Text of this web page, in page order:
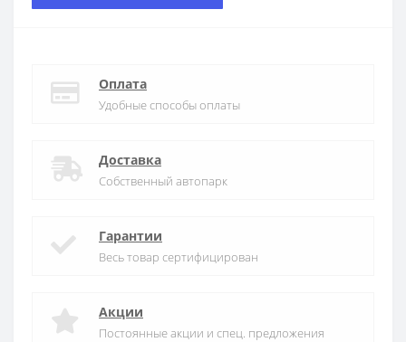
Оплата
Удобные способы оплаты
Доставка
Собственный автопарк
Гарантии
Весь товар сертифицирован
Акции
Постоянные акции и спец. предложения